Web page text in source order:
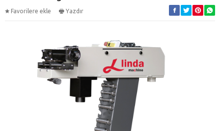
Favorilere ekle Yazdır